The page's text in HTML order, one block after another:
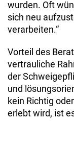
wurden. Oft
sich neu
verarbeiten.“
Vorteil des
vertrauliche
der
und
kein Richtig
erlebt wird, ist